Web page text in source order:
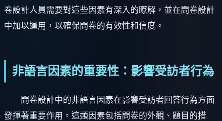
卷設計人員需要對這些因素有深入的瞭解，並在問卷設計
中加以運用，以確保問卷的有效性和信度。
非語言因素的重要性：影響受訪者行為
問卷設計中的非語言因素在影響受訪者回答行為方面
發揮著重要作用。這類因素包括問卷的外觀、題目的措